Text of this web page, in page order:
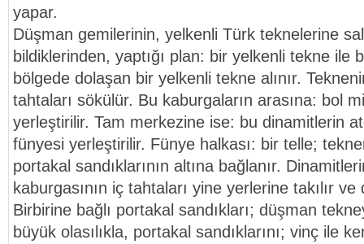
yapar.
Düşman gemilerinin, yelkenli Türk teknelerine
bildiklerinden, yaptığı plan: bir yelkenli tekne ile
bölgede dolaşan bir yelkenli tekne alınır.
tahtaları sökülür. Bu kaburgaların arasına: bol
yerleştirilir. Tam merkezine ise: bu dinamitlerin
fünyesi yerleştirilir. Fünye halkası: bir telle;
portakal sandıklarının altına bağlanır.
kaburgasının iç tahtaları yine yerlerine takılır
Birbirine bağlı portakal sandıkları; düşman
büyük olasılıkla, portakal sandıklarını; vinç ile